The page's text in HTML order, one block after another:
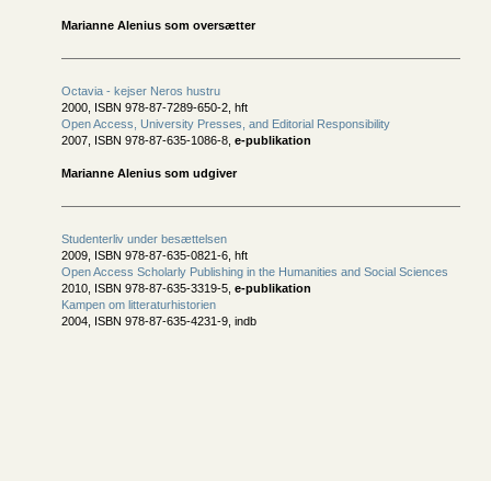
Marianne Alenius som oversætter
Octavia - kejser Neros hustru
2000, ISBN 978-87-7289-650-2, hft
Open Access, University Presses, and Editorial Responsibility
2007, ISBN 978-87-635-1086-8, e-publikation
Marianne Alenius som udgiver
Studenterliv under besættelsen
2009, ISBN 978-87-635-0821-6, hft
Open Access Scholarly Publishing in the Humanities and Social Sciences
2010, ISBN 978-87-635-3319-5, e-publikation
Kampen om litteraturhistorien
2004, ISBN 978-87-635-4231-9, indb